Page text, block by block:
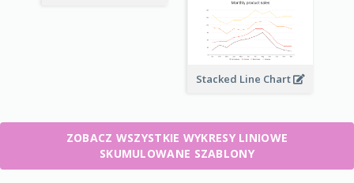
Stacked Line Chart
ZOBACZ WSZYSTKIE WYKRESY LINIOWE
SKUMULOWANE SZABLONY